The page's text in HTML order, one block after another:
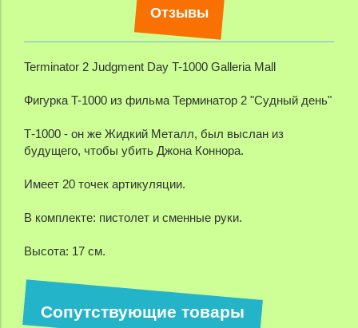
Отзывы
Terminator 2 Judgment Day T-1000 Galleria Mall
Фигурка T-1000 из фильма Терминатор 2 "Судный день"
Т-1000 - он же Жидкий Металл, был выслан из
будущего, чтобы убить Джона Коннора.
Имеет 20 точек артикуляции.
В комплекте: пистолет и сменные руки.
Высота: 17 см.
Сопутствующие товары